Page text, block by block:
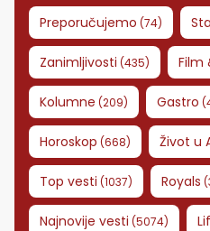
Preporučujemo (74)
Zanimljivosti (435) Film
Kolumne (209) Gastro (
Horoskop (668) Život u
Top vesti (1037) Royals (
Najnovije vesti (5074)